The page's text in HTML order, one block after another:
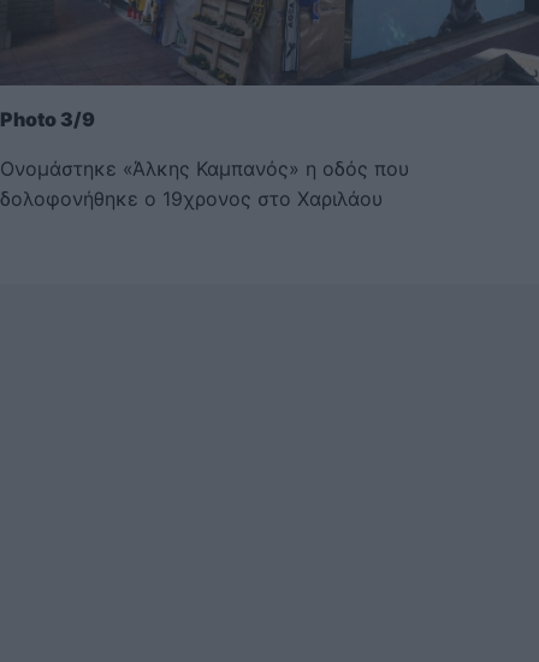
Photo 3/9
Ονομάστηκε «Άλκης Καμπανός» η οδός που
δολοφονήθηκε ο 19χρονος στο Χαριλάου